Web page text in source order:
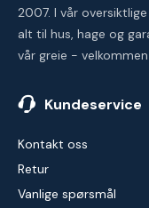
2007. I vår
alt til hus, hage og
vår greie -
Kundeservice
Kontakt oss
Retur
Vanlige spørsmål